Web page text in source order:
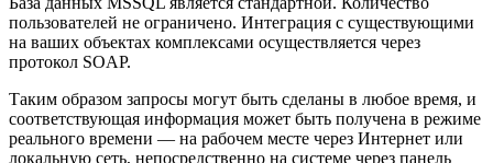
пользователей не ограничено. Интеграция с существующими
на ваших объектах комплексами осуществляется через
протокол SOAP.
Таким образом запросы могут быть сделаны в любое время, и
соответствующая информация может быть получена в режиме
реального времени — на рабочем месте через Интернет или
локальную сеть, непосредственно на системе через панель